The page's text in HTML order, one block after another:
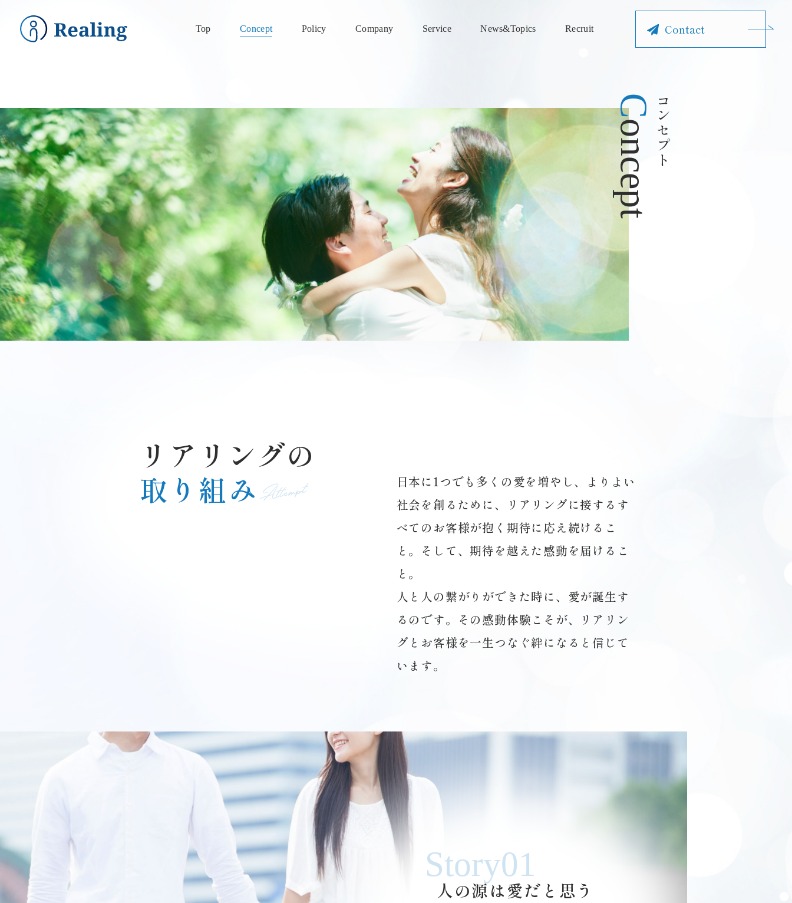
Top Concept Policy Company Service News&Topics Recruit Contact
コンセプト
C
oncept
リアリングの
取り組み
日本に1つでも多くの愛を増やし、よりよい
社会を創るために、リアリングに接するす
べてのお客様が抱く期待に応え続けるこ
と。そして、期待を越えた感動を届けるこ
と。
人と人の繋がりができた時に、愛が誕生す
るのです。その感動体験こそが、リアリン
グとお客様を一生つなぐ絆になると信じて
います。
Story01
人の源は愛だと思う